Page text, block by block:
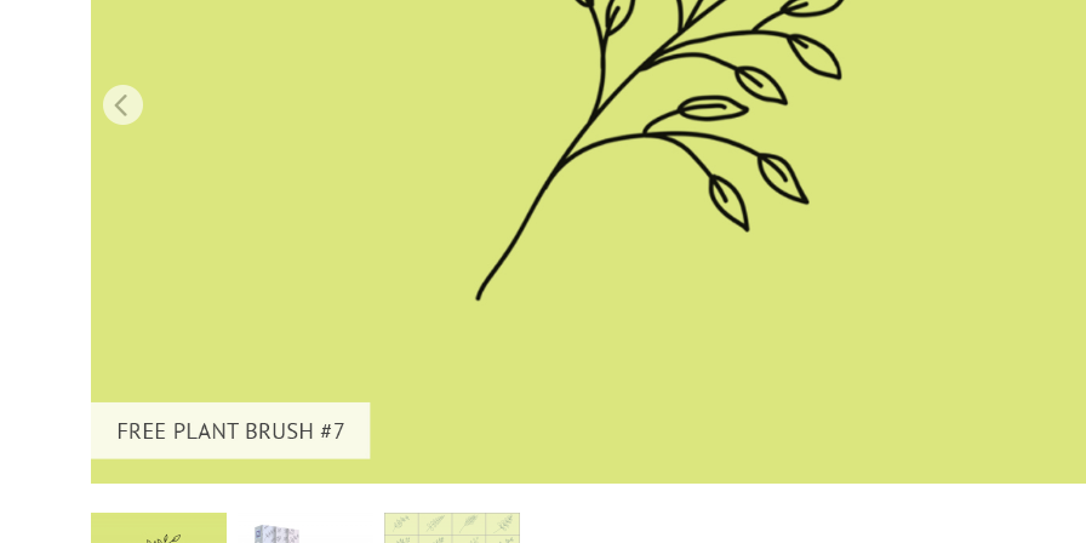
Servicios de Retoque de
Producto
Servicios de Retoque de Joyas